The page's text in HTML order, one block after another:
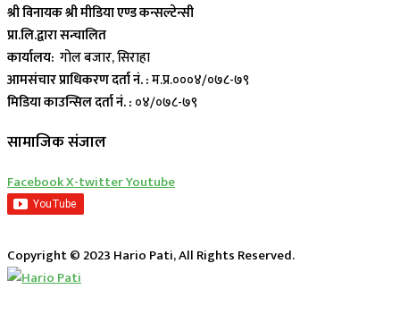
श्री विनायक श्री मीडिया एण्ड कन्सल्टेन्सी
प्रा.लि.द्वारा सन्चालित
कार्यालय: गोल बजार, सिराहा
आमसंचार प्राधिकरण दर्ता नं. :म.प्र.०००४/०७८-७९
मिडिया काउन्सिल दर्ता नं. : ०४/०७८-७९
सामाजिक संजाल
FacebookX-twitterYoutube
Copyright © 2023 Hario Pati, All Rights Reserved.